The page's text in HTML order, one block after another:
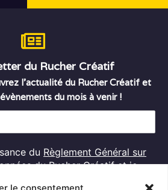
du Rucher Créatif
l’actualité du Rucher Créatif et
du mois à venir !
du Règlement Général sur
du Rucher Créatif et je
de mes données personnelles